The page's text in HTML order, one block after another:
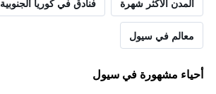
المدن الأكثر شهرة فنادق في كوريا الجنوبية
معالم في سيول
أحياء مشهورة في سيول